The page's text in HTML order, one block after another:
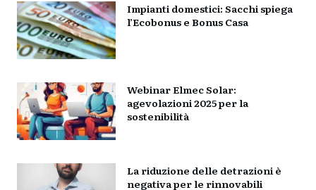
Impianti domestici: Sacchi spiega
l’Ecobonus e Bonus Casa
Webinar Elmec Solar:
agevolazioni 2025 per la
sostenibilità
La riduzione delle detrazioni è
negativa per le rinnovabili